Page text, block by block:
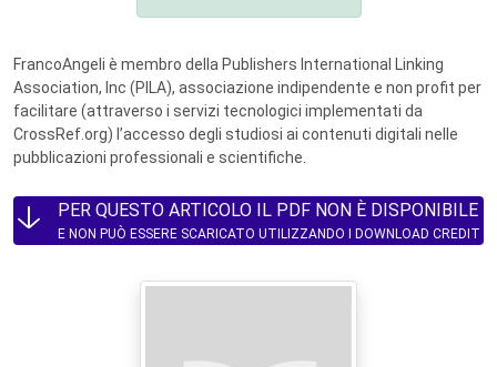
FrancoAngeli è membro della Publishers International Linking
Association, Inc (PILA), associazione indipendente e non profit per
facilitare (attraverso i servizi tecnologici implementati da
CrossRef.org) l’accesso degli studiosi ai contenuti digitali nelle
pubblicazioni professionali e scientifiche.
PER QUESTO ARTICOLO IL PDF NON È DISPONIBILE
E NON PUÒ ESSERE SCARICATO UTILIZZANDO I DOWNLOAD CREDIT